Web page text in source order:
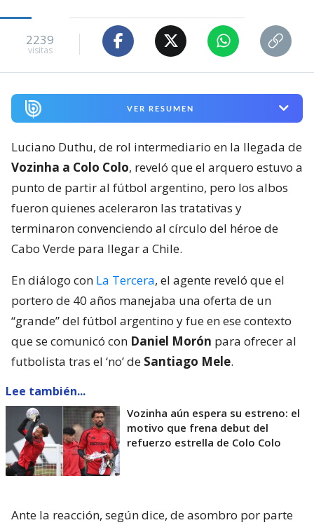
2239
visitas
VER RESUMEN
Luciano Duthu, de rol intermediario en la llegada de
Vozinha a Colo Colo, reveló que el arquero estuvo a
punto de partir al fútbol argentino, pero los albos
fueron quienes aceleraron las tratativas y
terminaron convenciendo al círculo del héroe de
Cabo Verde para llegar a Chile.
En diálogo con La Tercera, el agente reveló que el
portero de 40 años manejaba una oferta de un
“grande” del fútbol argentino y fue en ese contexto
que se comunicó con Daniel Morón para ofrecer al
futbolista tras el ‘no’ de Santiago Mele.
Lee también...
Vozinha aún espera su estreno: el
motivo que frena debut del
refuerzo estrella de Colo Colo
Ante la reacción, según dice, de asombro por parte